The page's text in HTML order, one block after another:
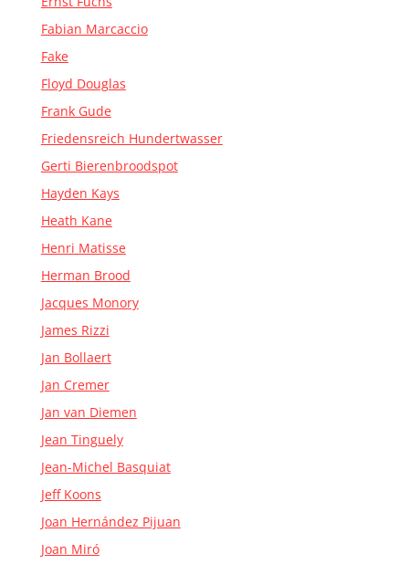
Fabian Marcaccio
Fake
Floyd Douglas
Frank Gude
Friedensreich Hundertwasser
Gerti Bierenbroodspot
Hayden Kays
Heath Kane
Henri Matisse
Herman Brood
Jacques Monory
James Rizzi
Jan Bollaert
Jan Cremer
Jan van Diemen
Jean Tinguely
Jean-Michel Basquiat
Jeff Koons
Joan Hernández Pijuan
Joan Miró